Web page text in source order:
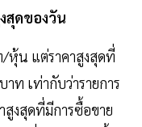
สุดของวัน
/หุ้น แต่ราคาสูงสุดที่
ท เท่ากับว่ารายการ
สูงสุดที่มีการซื้อขาย